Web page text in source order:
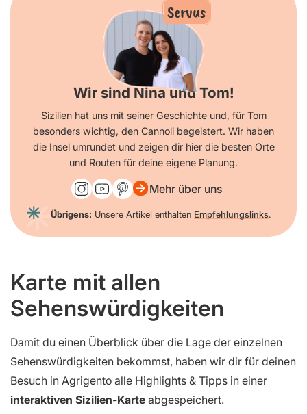
Servus
Wir sind Nina und Tom!
Sizilien hat uns mit seiner Geschichte und, für Tom
besonders wichtig, den Cannoli begeistert. Wir haben
die Insel umrundet und zeigen dir hier die besten Orte
und Routen für deine eigene Planung.
Mehr über uns
Übrigens: Unsere Artikel enthalten Empfehlungslinks.
Karte mit allen
Sehenswürdigkeiten
Damit du einen Überblick über die Lage der einzelnen
Sehenswürdigkeiten bekommst, haben wir dir für deinen
Besuch in Agrigento alle Highlights & Tipps in einer
interaktiven Sizilien-Karte abgespeichert.